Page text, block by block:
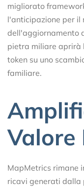
migliorato
l'anticipazione per il
dell'aggiornamento
pietra miliare aprirà
token su uno
familiare.
Valore
MapMetrics rimane
ricavi generati